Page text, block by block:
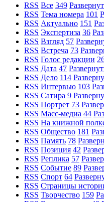
RSS Все 349
RSS Тема номера 101
RSS Актуально 151
RSS Экспертиза 36
RSS Взгляд 57
RSS Встреча 73
RSS Голос редакции
RSS Дата 47
RSS Дело 114
RSS Интервью 103
RSS Сатира 9
RSS Портрет 73
RSS Масс-медиа 44
RSS На книжной
RSS Общество 181
RSS Память 78
RSS Позиция 42
RSS Реплика 57
RSS Событие 89
RSS Спорт 64
RSS Страницы
RSS Творчество 159